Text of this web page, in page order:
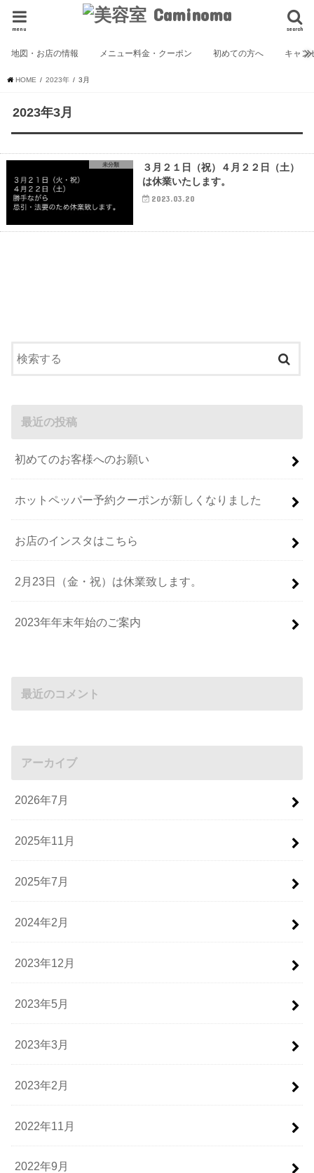
search
menu
地図・お店の情報 メニュー料金・クーポン 初めての方へ キャン
HOME 2023年 3月
2023年3月
未分類
３月２１日（祝）４月２２日（土）
は休業いたします。
2023.03.20
最近の投稿
初めてのお客様へのお願い
ホットペッパー予約クーポンが新しくなりました
お店のインスタはこちら
2月23日（金・祝）は休業致します。
2023年年末年始のご案内
最近のコメント
アーカイブ
2026年7月
2025年11月
2025年7月
2024年2月
2023年12月
2023年5月
2023年3月
2023年2月
2022年11月
2022年9月